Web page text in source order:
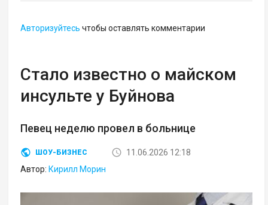
Авторизуйтесь чтобы оставлять комментарии
Стало известно о майском
инсульте у Буйнова
Певец неделю провел в больнице
ШОУ-БИЗНЕС
11.06.2026 12:18
Автор: Кирилл Морин